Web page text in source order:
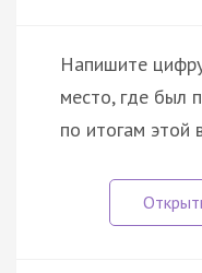
Напишите
место, где был
по итогам этой